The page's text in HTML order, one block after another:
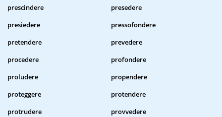
prescindere
presedere
presiedere
pressofondere
pretendere
prevedere
procedere
profondere
proludere
propendere
proteggere
protendere
protrudere
provvedere